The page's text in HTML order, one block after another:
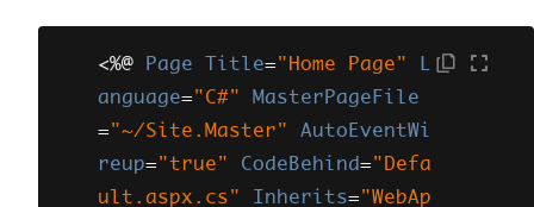
<%@ Page Title="Home Page"
L
anguage="C#"
MasterPageFile
="~/Site.Master"
AutoEventWi
reup="true" CodeBehind="Defa
ult.aspx.cs"
Inherits="WebAp